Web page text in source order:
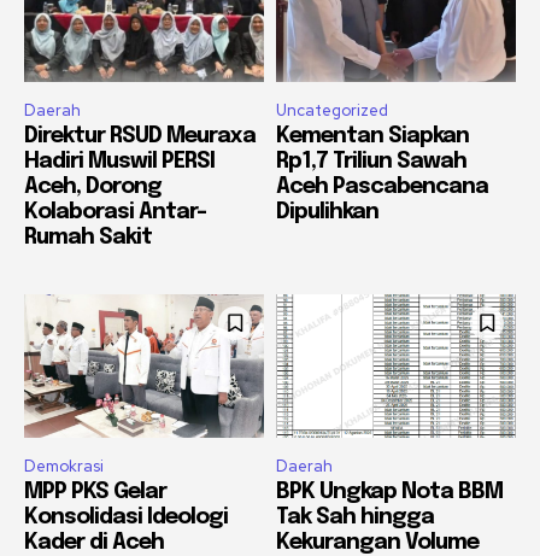
Daerah
Direktur RSUD Meuraxa
Hadiri Muswil PERSI
Aceh, Dorong
Kolaborasi Antar-
Rumah Sakit
Uncategorized
Kementan Siapkan
Rp1,7 Triliun Sawah
Aceh Pascabencana
Dipulihkan
Demokrasi
MPP PKS Gelar
Konsolidasi Ideologi
Kader di Aceh
Daerah
BPK Ungkap Nota BBM
Tak Sah hingga
Kekurangan Volume